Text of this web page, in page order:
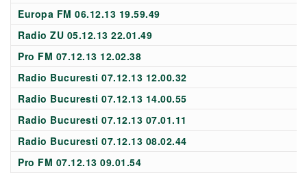
Europa FM 06.12.13 19.59.49
Radio ZU 05.12.13 22.01.49
Pro FM 07.12.13 12.02.38
Radio Bucuresti 07.12.13 12.00.32
Radio Bucuresti 07.12.13 14.00.55
Radio Bucuresti 07.12.13 07.01.11
Radio Bucuresti 07.12.13 08.02.44
Pro FM 07.12.13 09.01.54